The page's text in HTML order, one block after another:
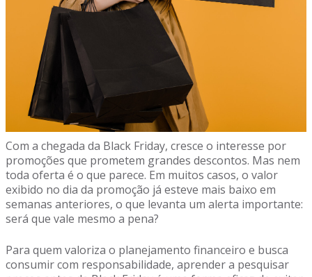
Com a chegada da Black Friday, cresce o interesse por
promoções que prometem grandes descontos. Mas nem
toda oferta é o que parece. Em muitos casos, o valor
exibido no dia da promoção já esteve mais baixo em
semanas anteriores, o que levanta um alerta importante:
será que vale mesmo a pena?
Para quem valoriza o planejamento financeiro e busca
consumir com responsabilidade, aprender a pesquisar